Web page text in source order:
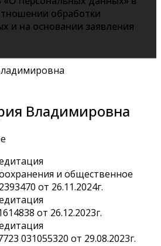
обработки
и на основании заявления
Владимировна
и общественное
от 26.11.2024г.
от 26.12.2023г.
031055320 от 29.08.2023г.